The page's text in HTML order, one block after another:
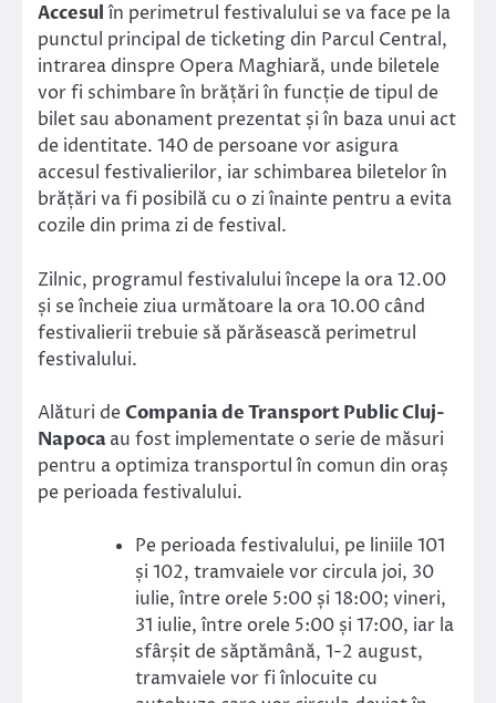
Accesulîn perimetrul festivalului se va face pe la
punctul principal de ticketing din Parcul Central,
intrarea dinspre Opera Maghiară, unde biletele
vor fi schimbare în brățări în funcție de tipul de
bilet sau abonament prezentat și în baza unui act
de identitate. 140 de persoane vor asigura
accesul festivalierilor, iar schimbarea biletelor în
brățări va fi posibilă cu o zi înainte pentru a evita
cozile din prima zi de festival.
Zilnic, programul festivalului începe la ora 12.00
și se încheie ziua următoare la ora 10.00 când
festivalierii trebuie să părăsească perimetrul
festivalului.
Alături de Compania de Transport Public Cluj-
Napocaau fost implementate o serie de măsuri
pentru a optimiza transportul în comun din oraș
pe perioada festivalului.
Pe perioada festivalului, pe liniile 101
și 102, tramvaiele vor circula joi, 30
iulie, între orele 5:00 și 18:00; vineri,
31 iulie, între orele 5:00 și 17:00, iar la
sfârșit de săptămână, 1-2 august,
tramvaiele vor fi înlocuite cu